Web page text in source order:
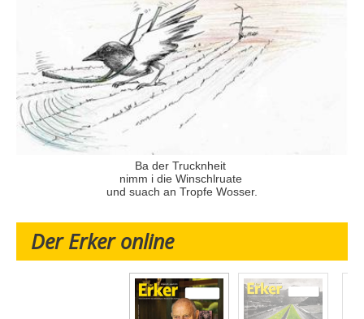
Ba der Trucknheit
nimm i die Winschlruate
und suach an Tropfe Wosser.
Der Erker online